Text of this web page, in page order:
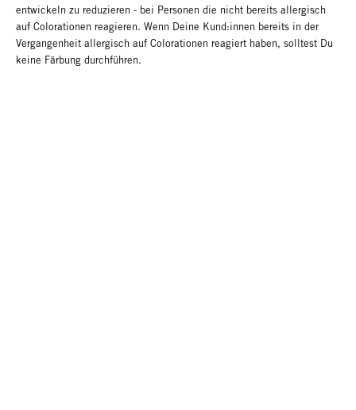
entwickeln zu reduzieren - bei Personen die nicht bereits allergisch
auf Colorationen reagieren. Wenn Deine Kund:innen bereits in der
Vergangenheit allergisch auf Colorationen reagiert haben, solltest Du
keine Färbung durchführen.